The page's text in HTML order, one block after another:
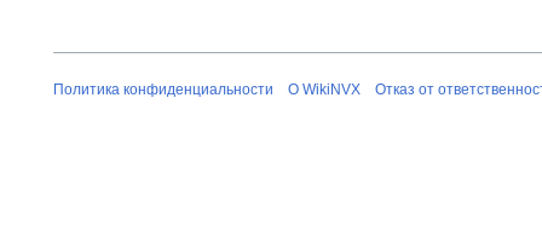
Политика конфиденциальности О WikiNVX Отказ от